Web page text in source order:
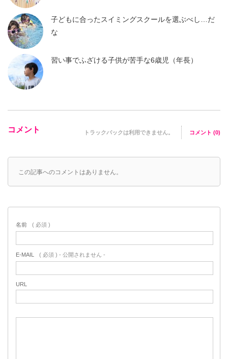
子どもに合ったスイミングスクールを選ぶべし…だ
な
習い事でふざける子供が苦手な6歳児（年長）
コメント トラックバックは利用できません。 コメント (0)
この記事へのコメントはありません。
名前 ( 必須 )
E-MAIL ( 必須 ) - 公開されません -
URL